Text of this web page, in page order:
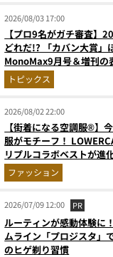
2026/08/03 17:00
【プロ9名がガチ審査】
どれだ!? 「カバン大賞」
MonoMax9月号＆増刊の
トピックス
2026/08/02 22:00
【街着になる空調服®】
服がモチーフ！
リプルコラボベストが進
ファッション
2026/07/09 12:00 PR
ルーティンが感動体験に
ムライン「プロジスタ」
のヒゲ剃り習慣